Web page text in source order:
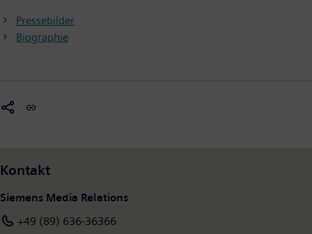
Pressebilder
Biographie
Kontakt
Siemens Media Relations
+49 (89) 636-36366